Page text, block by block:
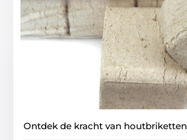
Ontdek de kracht van houtbriketten